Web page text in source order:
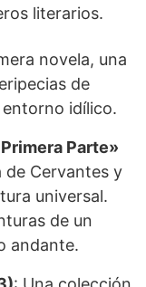
literarios.
novela, una
de
idílico.
Parte»
de Cervantes y
universal.
de un
andante.